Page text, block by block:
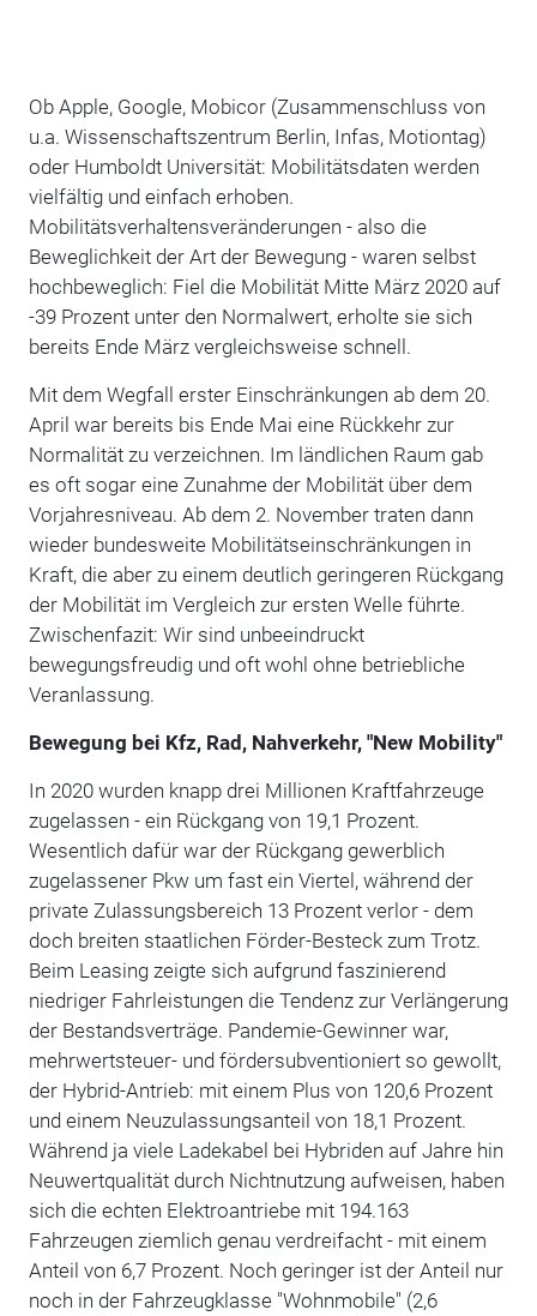
Ob Apple, Google, Mobicor (Zusammenschluss von
u.a. Wissenschaftszentrum Berlin, Infas, Motiontag)
oder Humboldt Universität: Mobilitätsdaten werden
vielfältig und einfach erhoben.
Mobilitätsverhaltensveränderungen - also die
Beweglichkeit der Art der Bewegung - waren selbst
hochbeweglich: Fiel die Mobilität Mitte März 2020 auf
-39 Prozent unter den Normalwert, erholte sie sich
bereits Ende März vergleichsweise schnell.
Mit dem Wegfall erster Einschränkungen ab dem 20.
April war bereits bis Ende Mai eine Rückkehr zur
Normalität zu verzeichnen. Im ländlichen Raum gab
es oft sogar eine Zunahme der Mobilität über dem
Vorjahresniveau. Ab dem 2. November traten dann
wieder bundesweite Mobilitätseinschränkungen in
Kraft, die aber zu einem deutlich geringeren Rückgang
der Mobilität im Vergleich zur ersten Welle führte.
Zwischenfazit: Wir sind unbeeindruckt
bewegungsfreudig und oft wohl ohne betriebliche
Veranlassung.
Bewegung bei Kfz, Rad, Nahverkehr, "New Mobility"
In 2020 wurden knapp drei Millionen Kraftfahrzeuge
zugelassen - ein Rückgang von 19,1 Prozent.
Wesentlich dafür war der Rückgang gewerblich
zugelassener Pkw um fast ein Viertel, während der
private Zulassungsbereich 13 Prozent verlor - dem
doch breiten staatlichen Förder-Besteck zum Trotz.
Beim Leasing zeigte sich aufgrund faszinierend
niedriger Fahrleistungen die Tendenz zur Verlängerung
der Bestandsverträge. Pandemie-Gewinner war,
mehrwertsteuer- und fördersubventioniert so gewollt,
der Hybrid-Antrieb: mit einem Plus von 120,6 Prozent
und einem Neuzulassungsanteil von 18,1 Prozent.
Während ja viele Ladekabel bei Hybriden auf Jahre hin
Neuwertqualität durch Nichtnutzung aufweisen, haben
sich die echten Elektroantriebe mit 194.163
Fahrzeugen ziemlich genau verdreifacht - mit einem
Anteil von 6,7 Prozent. Noch geringer ist der Anteil nur
noch in der Fahrzeugklasse "Wohnmobile" (2,6